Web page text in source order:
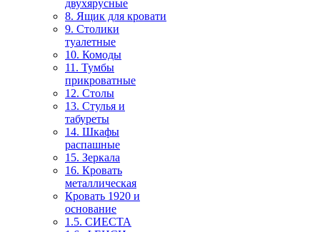
двухярусные
8. Ящик для кровати
9. Столики
туалетные
10. Комоды
11. Тумбы
прикроватные
12. Столы
13. Стулья и
табуреты
14. Шкафы
распашные
15. Зеркала
16. Кровать
металлическая
Кровать 1920 и
основание
1.5. СИЕСТА